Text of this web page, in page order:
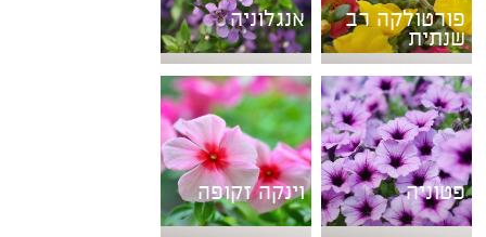
פורטולקה רב
שנתית
אנגלוניה
פטוניה וינקה זקופה